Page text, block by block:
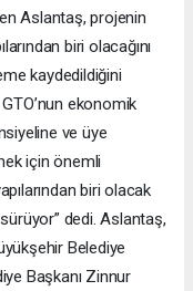
Aslantaş, projenin
biri olacağını
kaydedildiğini
ekonomik
ve üye
için önemli
biri olacak
dedi. Aslantaş,
Belediye
Başkanı Zinnur